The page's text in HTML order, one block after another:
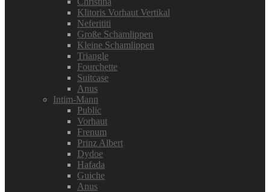
Klitoris Vorhaut Vertikal
Neferititi
Große Schamlippen
Kleine Schamlippen
Triangle
Fourchette
Suitcase
Anus
Intim-Mann
Public
Vorhaut
Frenum
Prinz Albert
Dydoe
Hafada
Guiche
Anus